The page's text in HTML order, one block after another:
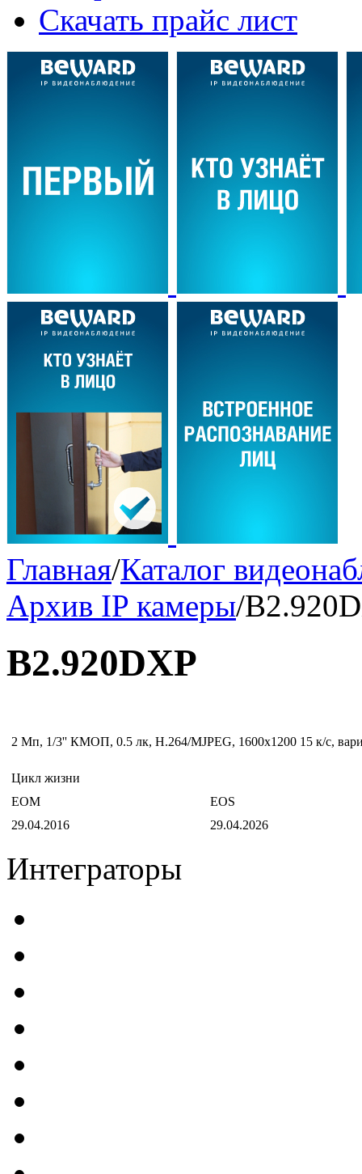
Скачать прайс лист
Главная/Каталог
Архив IP камеры/
B2.920DXP
2 Мп, 1/3'' КМОП, 0.5 лк, Н.264/MJPEG, 1600х1200 15 к/с,
Цикл жизни
EOM
EOS
29.04.2016
29.04.2026
Интеграторы